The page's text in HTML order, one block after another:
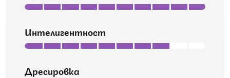
Интелигентност
Дресировка